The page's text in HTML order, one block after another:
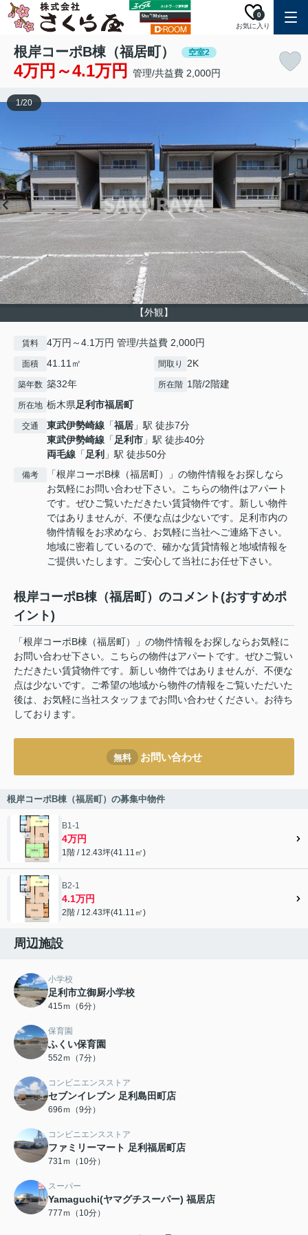
お気に入り
0
根岸コーポB棟（福居町） 空室2
4万円～4.1万円 管理/共益費 2,000円
【外観】
1/20
賃料 4万円～4.1万円 管理/共益費 2,000円
面積 41.11㎡ 間取り 2K
築年数 築32年 所在階 1階/2階建
所在地 栃木県足利市福居町
交通 東武伊勢崎線 「福居 」駅 徒歩7分
東武伊勢崎線 「足利市 」駅 徒歩40分
両毛線 「足利 」駅 徒歩50分
備考
「根岸コーポB棟（福居町）」の物件情報をお探しなら
お気軽にお問い合わせ下さい。こちらの物件はアパート
です。ぜひご覧いただきたい賃貸物件です。新しい物件
ではありませんが、不便な点は少ないです。足利市内の
物件情報をお求めなら、お気軽に当社へご連絡下さい。
地域に密着しているので、確かな賃貸情報と地域情報を
ご提供いたします。ご安心して当社にお任せ下さい。
根岸コーポB棟（福居町）のコメント(おすすめポ
イント)
「根岸コーポB棟（福居町）」の物件情報をお探しならお気軽に
お問い合わせ下さい。こちらの物件はアパートです。ぜひご覧い
ただきたい賃貸物件です。新しい物件ではありませんが、不便な
点は少ないです。ご希望の地域から物件の情報をご覧いただいた
後は、お気軽に当社スタッフまでお問い合わせください。お待ち
しております。
無料 お問い合わせ
根岸コーポB棟（福居町）の募集中物件
B1-1
4万円
1階 / 12.43坪(41.11㎡)
B2-1
4.1万円
2階 / 12.43坪(41.11㎡)
周辺施設
小学校
足利市立御厨小学校
415ｍ（6分）
保育園
ふくい保育園
552ｍ（7分）
コンビニエンスストア
セブンイレブン 足利島田町店
696ｍ（9分）
コンビニエンスストア
ファミリーマート 足利福居町店
731ｍ（10分）
スーパー
Yamaguchi(ヤマグチスーパー) 福居店
777ｍ（10分）